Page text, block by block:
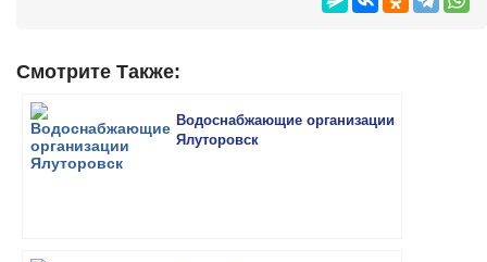
Смотрите Также:
Водоснабжающие организации
Ялуторовск